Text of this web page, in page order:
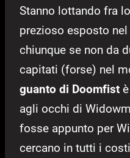
Stanno lottando fra
prezioso esposto
chiunque se non da
capitati (forse) nel
guanto di Doomfist
agli occhi di
fosse appunto per
cercano in tutti i